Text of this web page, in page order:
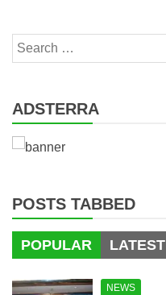
Search
for:
ADSTERRA
POSTS TABBED
POPULAR LATEST
NEWS